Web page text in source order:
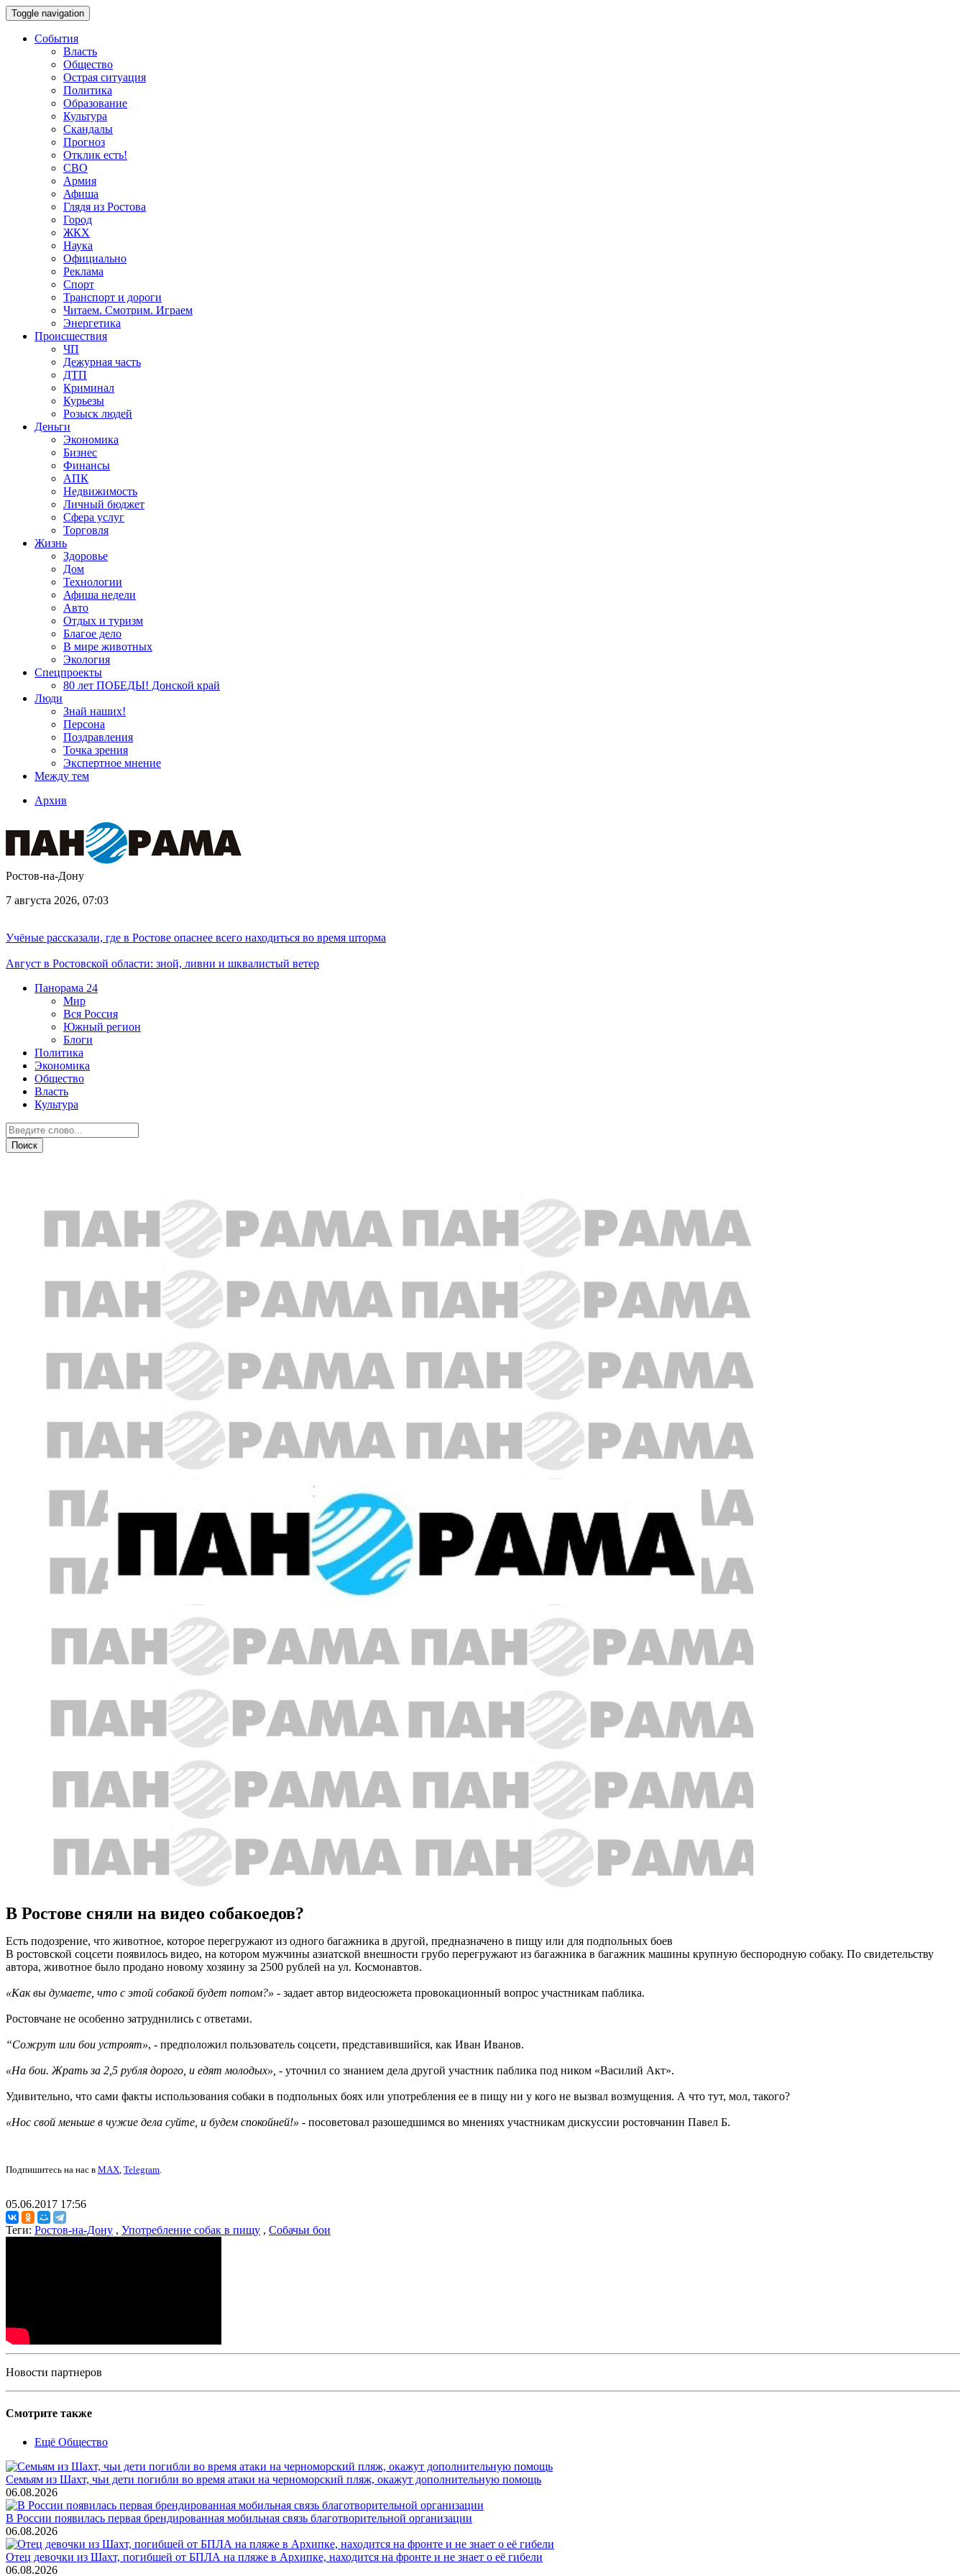
Toggle navigation
События
Власть
Общество
Острая ситуация
Политика
Образование
Культура
Скандалы
Прогноз
Отклик есть!
СВО
Армия
Афиша
Глядя из Ростова
Город
ЖКХ
Наука
Официально
Реклама
Спорт
Транспорт и дороги
Читаем. Смотрим. Играем
Энергетика
Происшествия
ЧП
Дежурная часть
ДТП
Криминал
Курьезы
Розыск людей
Деньги
Экономика
Бизнес
Финансы
АПК
Недвижимость
Личный бюджет
Сфера услуг
Торговля
Жизнь
Здоровье
Дом
Технологии
Афиша недели
Авто
Отдых и туризм
Благое дело
В мире животных
Экология
Спецпроекты
80 лет ПОБЕДЫ! Донской край
Люди
Знай наших!
Персона
Поздравления
Точка зрения
Экспертное мнение
Между тем
Архив
Ростов-на-Дону
7 августа 2026, 07:03
Учёные рассказали, где в Ростове опаснее всего находиться во время шторма
Август в Ростовской области: зной, ливни и шквалистый ветер
Панорама 24
Мир
Вся Россия
Южный регион
Блоги
Политика
Экономика
Общество
Власть
Культура
В Ростове сняли на видео собакоедов?
Есть подозрение, что животное, которое перегружают из одного багажника в другой, предназначено в пищу или для подпольных боев
В ростовской соцсети появилось видео, на котором мужчины азиатской внешности грубо перегружают из багажника в багажник машины крупную беспородную собаку. По свидетельству
автора, животное было продано новому хозяину за 2500 рублей на ул. Космонавтов.
«Как вы думаете, что с этой собакой будет потом?» - задает автор видеосюжета провокационный вопрос участникам паблика.
Ростовчане не особенно затруднились с ответами.
“Сожрут или бои устроят», - предположил пользователь соцсети, представившийся, как Иван Иванов.
«На бои. Жрать за 2,5 рубля дорого, и едят молодых», - уточнил со знанием дела другой участник паблика под ником «Василий Акт».
Удивительно, что сами факты использования собаки в подпольных боях или употребления ее в пищу ни у кого не вызвал возмущения. А что тут, мол, такого?
«Нос свой меньше в чужие дела суйте, и будем спокойней!» - посоветовал разошедшимся во мнениях участникам дискуссии ростовчанин Павел Б.
Подпишитесь на нас в MAX, Telegram.
05.06.2017 17:56
Теги: Ростов-на-Дону , Употребление собак в пищу , Собачьи бои
Новости партнеров
Смотрите также
Ещё Общество
Семьям из Шахт, чьи дети погибли во время атаки на черноморский пляж, окажут дополнительную помощь
06.08.2026
В России появилась первая брендированная мобильная связь благотворительной организации
06.08.2026
Отец девочки из Шахт, погибшей от БПЛА на пляже в Архипке, находится на фронте и не знает о её гибели
06.08.2026